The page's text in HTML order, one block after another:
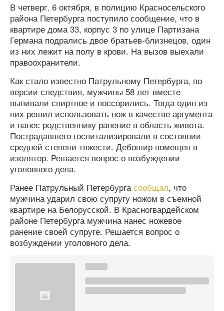
В четверг, 6 октября, в полицию Красносельского
района Петербурга поступило сообщение, что в
квартире дома 33, корпус 3 по улице Партизана
Германа подрались двое братьев-близнецов, один
из них лежит на полу в крови. На вызов выехали
правоохранители.
Как стало известно Патрульному Петербурга, по
версии следствия, мужчины 58 лет вместе
выпивали спиртное и поссорились. Тогда один из
них решил использовать нож в качестве аргумента
и нанес родственнику ранение в область живота.
Пострадавшего госпитализировали в состоянии
средней степени тяжести. Дебошир помещен в
изолятор. Решается вопрос о возбуждении
уголовного дела.
Ранее Патрульный Петербургасообщал, что
мужчина ударил свою супругу ножом в съемной
квартире на Белорусской. В Красногвардейском
районе Петербурга мужчина нанес ножевое
ранение своей супруге. Решается вопрос о
возбуждении уголовного дела.